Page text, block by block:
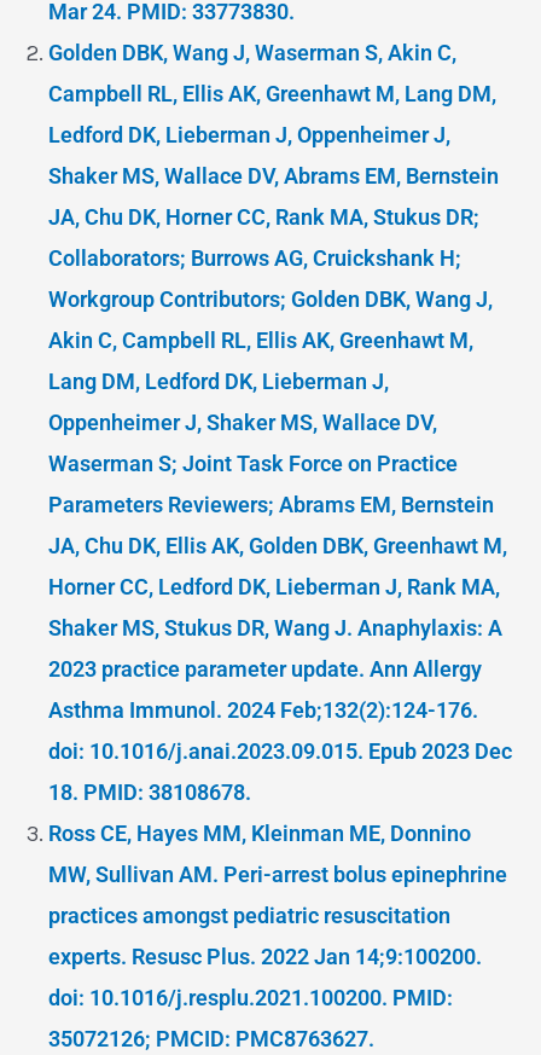
Mar 24. PMID: 33773830.
Golden DBK, Wang J, Waserman S, Akin C,
Campbell RL, Ellis AK, Greenhawt M, Lang DM,
Ledford DK, Lieberman J, Oppenheimer J,
Shaker MS, Wallace DV, Abrams EM, Bernstein
JA, Chu DK, Horner CC, Rank MA, Stukus DR;
Collaborators; Burrows AG, Cruickshank H;
Workgroup Contributors; Golden DBK, Wang J,
Akin C, Campbell RL, Ellis AK, Greenhawt M,
Lang DM, Ledford DK, Lieberman J,
Oppenheimer J, Shaker MS, Wallace DV,
Waserman S; Joint Task Force on Practice
Parameters Reviewers; Abrams EM, Bernstein
JA, Chu DK, Ellis AK, Golden DBK, Greenhawt M,
Horner CC, Ledford DK, Lieberman J, Rank MA,
Shaker MS, Stukus DR, Wang J. Anaphylaxis: A
2023 practice parameter update. Ann Allergy
Asthma Immunol. 2024 Feb;132(2):124-176.
doi: 10.1016/j.anai.2023.09.015. Epub 2023 Dec
18. PMID: 38108678.
Ross CE, Hayes MM, Kleinman ME, Donnino
MW, Sullivan AM. Peri-arrest bolus epinephrine
practices amongst pediatric resuscitation
experts. Resusc Plus. 2022 Jan 14;9:100200.
doi: 10.1016/j.resplu.2021.100200. PMID:
35072126; PMCID: PMC8763627.